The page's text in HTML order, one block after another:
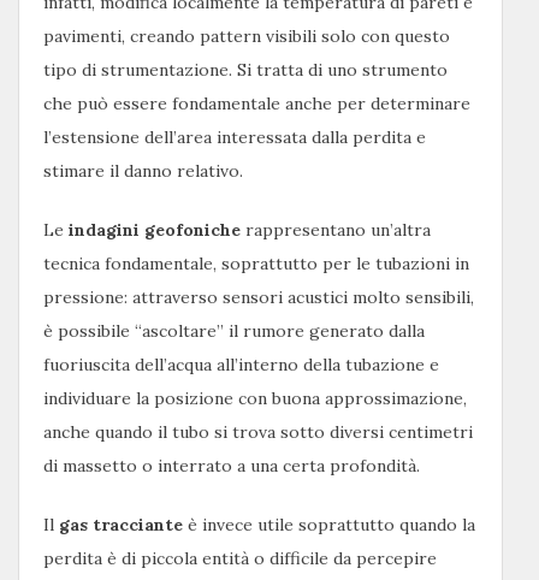
pavimenti, creando pattern visibili solo con questo
tipo di strumentazione. Si tratta di uno strumento
che può essere fondamentale anche per determinare
l’estensione dell’area interessata dalla perdita e
stimare il danno relativo.
Le indagini geofoniche rappresentano un’altra
tecnica fondamentale, soprattutto per le tubazioni in
pressione: attraverso sensori acustici molto sensibili,
è possibile “ascoltare” il rumore generato dalla
fuoriuscita dell’acqua all’interno della tubazione e
individuare la posizione con buona approssimazione,
anche quando il tubo si trova sotto diversi centimetri
di massetto o interrato a una certa profondità.
Il gas tracciante è invece utile soprattutto quando la
perdita è di piccola entità o difficile da percepire